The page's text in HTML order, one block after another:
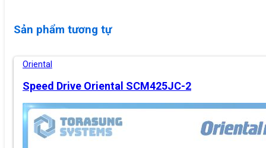
Sản phẩm tương tự
Oriental
Speed Drive Oriental SCM425JC-2